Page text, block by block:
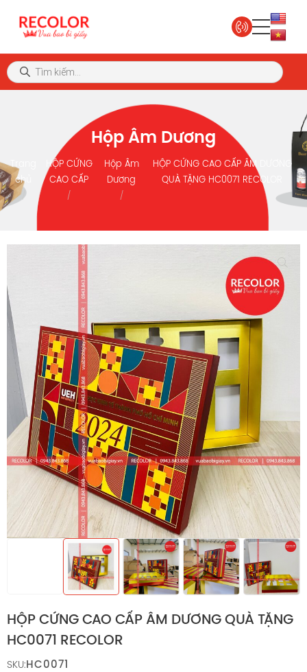
Hộp Âm Dương
Trang
chủ
HỘP CỨNG
CAO CẤP
Hộp Âm
Dương
HỘP CỨNG CAO CẤP ÂM DƯƠNG
QUÀ TẶNG HC0071 RECOLOR
HỘP CỨNG CAO CẤP ÂM DƯƠNG QUÀ TẶNG
HC0071 RECOLOR
SKU:HC0071